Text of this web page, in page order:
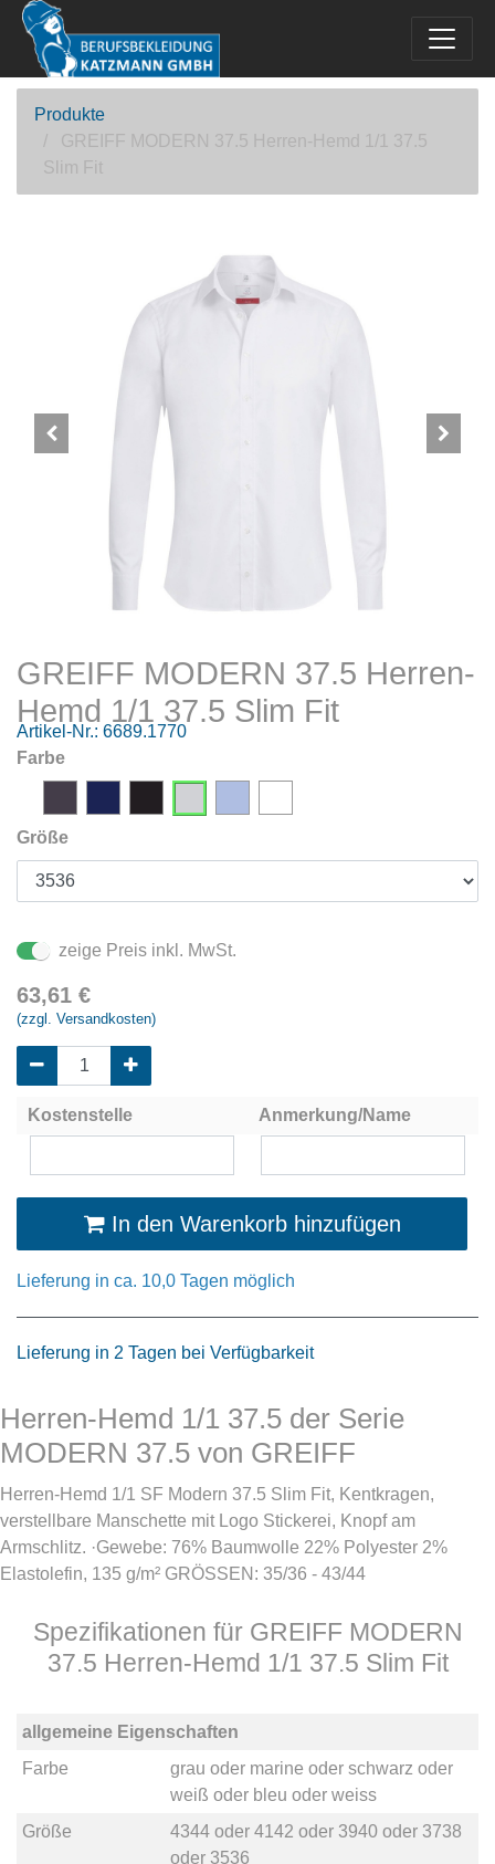
Produkte
GREIFF MODERN 37.5 Herren-Hemd 1/1 37.5
Slim Fit
GREIFF MODERN 37.5 Herren-
Hemd 1/1 37.5 Slim Fit
Artikel-Nr.: 6689.1770
Farbe
Größe
zeige Preis inkl. MwSt.
63,61 €
(zzgl. Versandkosten)
Kostenstelle Anmerkung/Name
In den Warenkorb hinzufügen
Lieferung in ca. 10,0 Tagen möglich
Lieferung in 2 Tagen bei Verfügbarkeit
Herren-Hemd 1/1 37.5 der Serie
MODERN 37.5 von GREIFF
Herren-Hemd 1/1 SF Modern 37.5 Slim Fit, Kentkragen,
verstellbare Manschette mit Logo Stickerei, Knopf am
Armschlitz. ·Gewebe: 76% Baumwolle 22% Polyester 2%
Elastolefin, 135 g/m² GRÖSSEN: 35/36 - 43/44
Spezifikationen für GREIFF MODERN
37.5 Herren-Hemd 1/1 37.5 Slim Fit
allgemeine Eigenschaften
Farbe
grau oder marine oder schwarz oder
weiß oder bleu oder weiss
Größe
4344oder 4142 oder 3940oder 3738
oder 3536